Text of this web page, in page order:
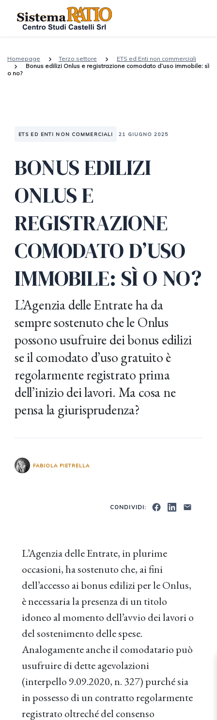
Homepage Terzo settore
ETS ed Enti non commerciali
Bonus edilizi Onlus e registrazione comodato d’uso immobile: sì
o no?
ETS ED ENTI NON COMMERCIALI 21 GIUGNO 2025
BONUS EDILIZI
ONLUS E
REGISTRAZIONE
COMODATO D’USO
IMMOBILE: SÌ O NO?
L’Agenzia delle Entrate ha da
sempre sostenuto che le Onlus
possono usufruire dei bonus edilizi
se il comodato d’uso gratuito è
regolarmente registrato prima
dell’inizio dei lavori. Ma cosa ne
pensa la giurisprudenza?
FABIOLA PIETRELLA
CONDIVIDI:
L’Agenzia delle Entrate, in plurime
occasioni, ha sostenuto che, ai fini
dell’accesso ai bonus edilizi per le Onlus,
è necessaria la presenza di un titolo
idoneo al momento dell’avvio dei lavori o
del sostenimento delle spese.
Analogamente anche il comodatario può
usufruire di dette agevolazioni
(interpello 9.09.2020, n. 327) purché sia
in possesso di un contratto regolarmente
registrato oltreché del consenso